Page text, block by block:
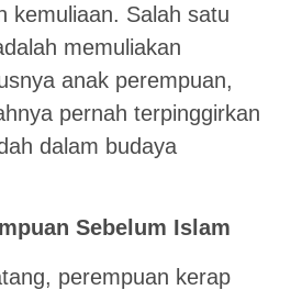
kemuliaan. Salah satu
memuliakan
anak perempuan,
pernah terpinggirkan
dalam budaya
Sebelum Islam
perempuan kerap